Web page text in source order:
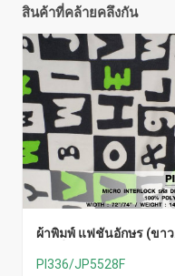
สินค้าที่คล้ายคลึงกัน
ผ้าพิมพ์ แฟชั่นอักษร (ขาว-
PI336/JP5528F